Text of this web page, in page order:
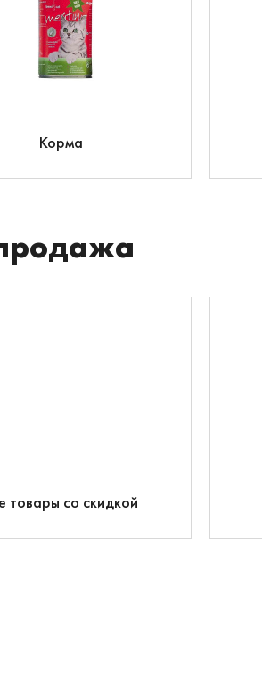
Корма
товары со скидкой